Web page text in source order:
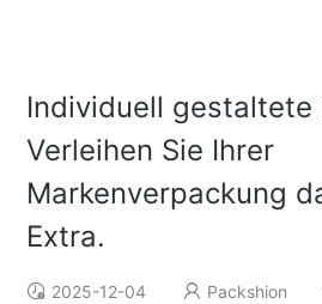
Individuell gestaltete
Verleihen Sie Ihrer
Markenverpackung
Extra.
2025-12-04 Packshion